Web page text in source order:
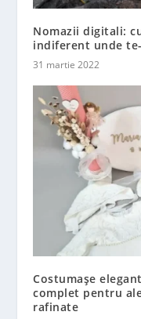
Nomazii digitali:
indiferent unde
31 martie 2022
Costumașe
complet pentru
rafinate